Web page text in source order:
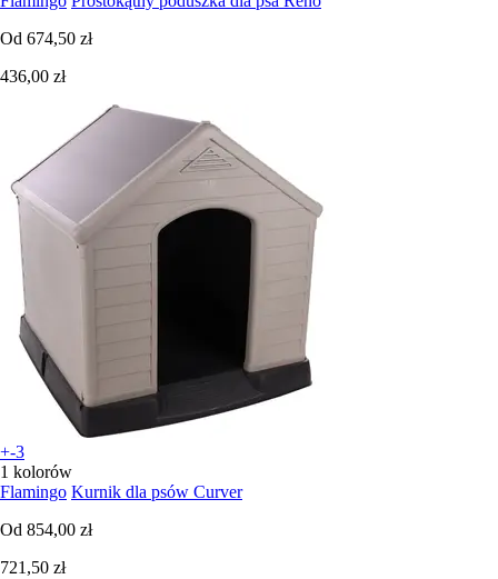
Od 674,50 zł
436,00 zł
+-3
1 kolorów
Flamingo Kurnik dla psów Curver
Od 854,00 zł
721,50 zł